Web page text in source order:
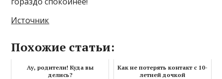
Источник
Похожие статьи:
Ау, родители! Куда вы
делись?
Как не потерять контакт с 10-
летней дочкой